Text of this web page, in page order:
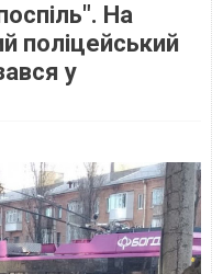
На
поліцейський
у